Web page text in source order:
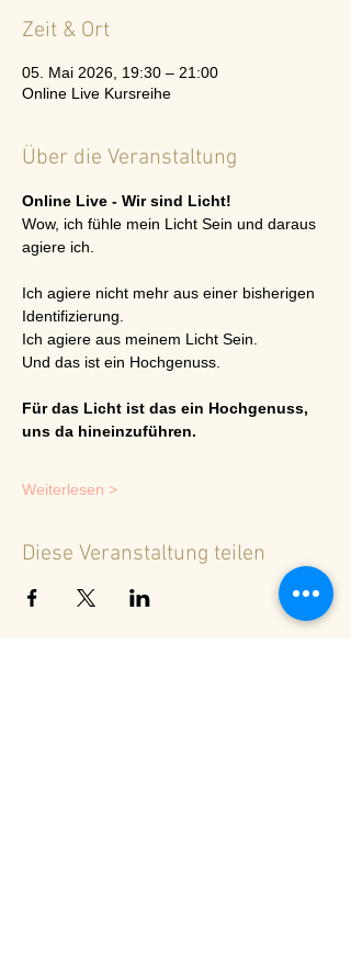
Zeit & Ort
05. Mai 2026, 19:30 – 21:00
Online Live Kursreihe
Über die Veranstaltung
Online Live - Wir sind Licht!
Wow, ich fühle mein Licht Sein und daraus
agiere ich.
Ich agiere nicht mehr aus einer bisherigen
Identifizierung.
Ich agiere aus meinem Licht Sein.
Und das ist ein Hochgenuss.
Für das Licht ist das ein Hochgenuss,
uns da hineinzuführen.
Weiterlesen >
Diese Veranstaltung teilen